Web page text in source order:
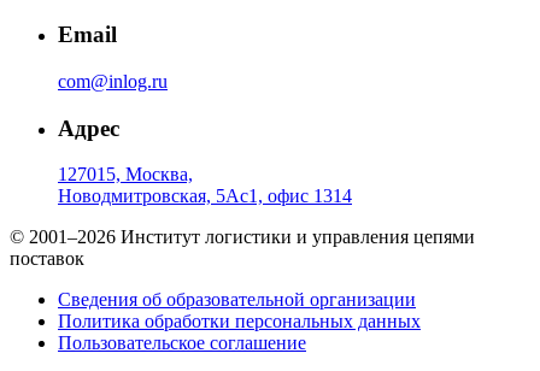
Email
com@inlog.ru
Адрес
127015, Москва,
Новодмитровская, 5Ас1, офис 1314
© 2001–2026 Институт логистики и управления цепями
поставок
Сведения об образовательной организации
Политика обработки персональных данных
Пользовательское соглашение